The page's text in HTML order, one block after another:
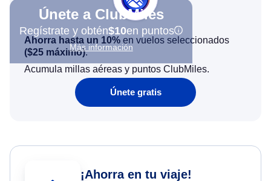
Únete a ClubMiles
Regístrate y obtén$10en puntos
Más información
Ahorra hasta un 10% en vuelos seleccionados
($25 máximo).
Acumula millas aéreas y puntos ClubMiles.
Únete gratis
¡Ahorra en tu viaje!